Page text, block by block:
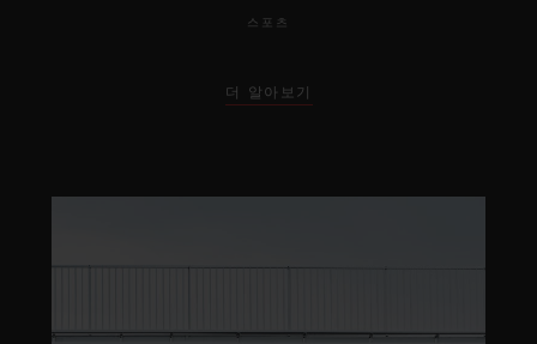
스포츠
더 알아보기